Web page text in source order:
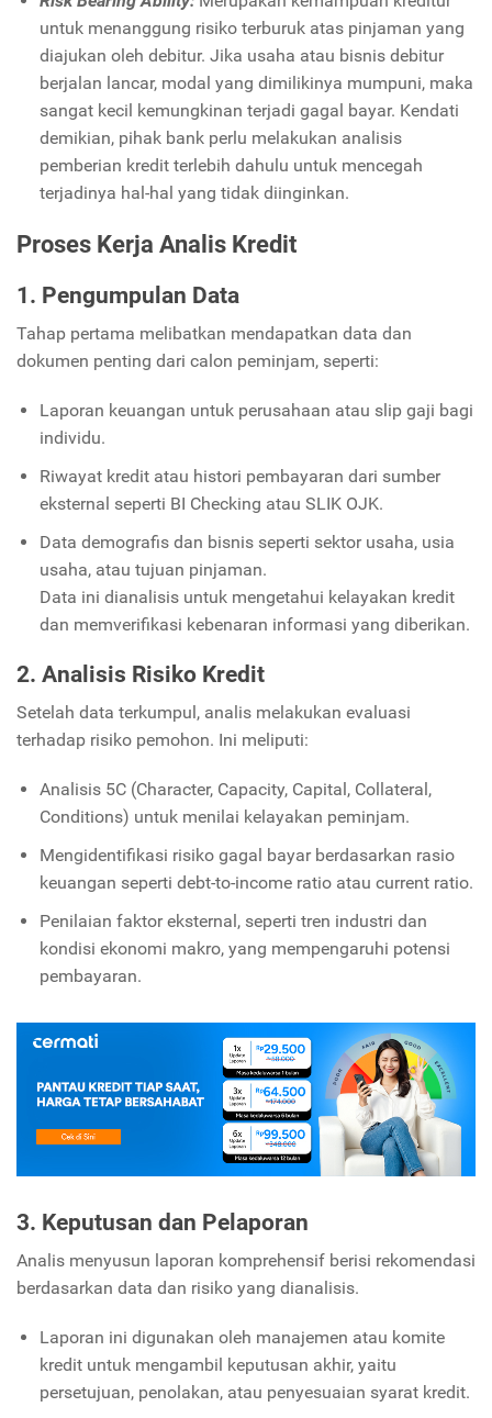
untuk menanggung risiko terburuk atas pinjaman yang
diajukan oleh debitur. Jika usaha atau bisnis debitur
berjalan lancar, modal yang dimilikinya mumpuni, maka
sangat kecil kemungkinan terjadi gagal bayar. Kendati
demikian, pihak bank perlu melakukan analisis
pemberian kredit terlebih dahulu untuk mencegah
terjadinya hal-hal yang tidak diinginkan.
Proses Kerja Analis Kredit
1. Pengumpulan Data
Tahap pertama melibatkan mendapatkan data dan
dokumen penting dari calon peminjam, seperti:
Laporan keuangan untuk perusahaan atau slip gaji bagi
individu.
Riwayat kredit atau histori pembayaran dari sumber
eksternal seperti BI Checking atau SLIK OJK.
Data demografis dan bisnis seperti sektor usaha, usia
usaha, atau tujuan pinjaman.
Data ini dianalisis untuk mengetahui kelayakan kredit
dan memverifikasi kebenaran informasi yang diberikan.
2. Analisis Risiko Kredit
Setelah data terkumpul, analis melakukan evaluasi
terhadap risiko pemohon. Ini meliputi:
Analisis 5C (Character, Capacity, Capital, Collateral,
Conditions) untuk menilai kelayakan peminjam.
Mengidentifikasi risiko gagal bayar berdasarkan rasio
keuangan seperti debt-to-income ratio atau current ratio.
Penilaian faktor eksternal, seperti tren industri dan
kondisi ekonomi makro, yang mempengaruhi potensi
pembayaran.
3. Keputusan dan Pelaporan
Analis menyusun laporan komprehensif berisi rekomendasi
berdasarkan data dan risiko yang dianalisis.
Laporan ini digunakan oleh manajemen atau komite
kredit untuk mengambil keputusan akhir, yaitu
persetujuan, penolakan, atau penyesuaian syarat kredit.